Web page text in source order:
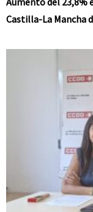
Castilla-La Mancha